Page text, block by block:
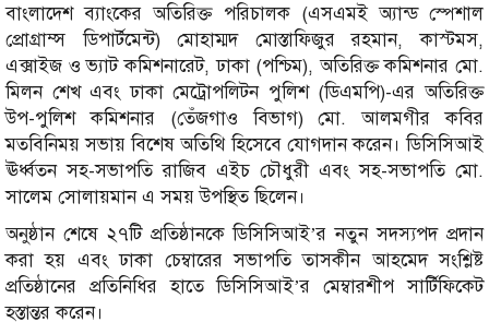
বাংলাদেশ ব্যাংকের অতিরিক্ত পরিচালক (এসএমই অ্যান্ড স্পেশাল
প্রোগ্রাম্স ডিপার্টমেন্ট) মোহাম্মদ মোস্তাফিজুর রহমান, কাস্টমস,
এক্সাইজ ও ভ্যাট কমিশনারেট, ঢাকা (পশ্চিম), অতিরিক্ত কমিশনার মো.
মিলন শেখ এবং ঢাকা মেট্রোপলিটন পুলিশ (ডিএমপি)-এর অতিরিক্ত
উপ-পুলিশ কমিশনার (তেঁজগাও বিভাগ) মো. আলমগীর কবির
মতবিনিময় সভায় বিশেষ অতিথি হিসেবে যোগদান করেন। ডিসিসিআই
ঊর্ধ্বতন সহ-সভাপতি রাজিব এইচ চৌধুরী এবং সহ-সভাপতি মো.
সালেম সোলায়মান এ সময় উপস্থিত ছিলেন।
অনুষ্ঠান শেষে ২৭টি প্রতিষ্ঠানকে ডিসিসিআই’র নতুন সদস্যপদ প্রদান
করা হয় এবং ঢাকা চেম্বারের সভাপতি তাসকীন আহমেদ সংশ্লিষ্ট
প্রতিষ্ঠানের প্রতিনিধির হাতে ডিসিসিআই’র মেম্বারশীপ সার্টিফিকেট
হস্তান্তর করেন।